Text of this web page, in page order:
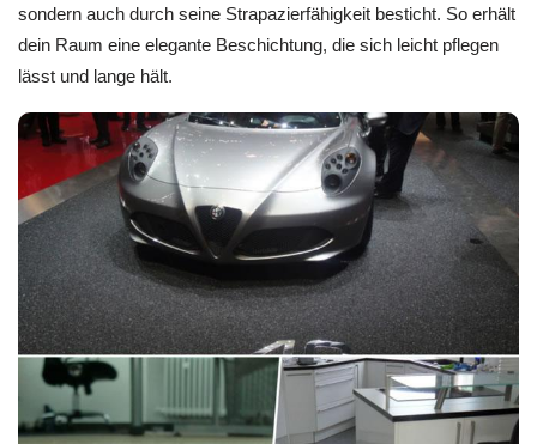
sondern auch durch seine Strapazierfähigkeit besticht. So erhält
dein Raum eine elegante Beschichtung, die sich leicht pflegen
lässt und lange hält.